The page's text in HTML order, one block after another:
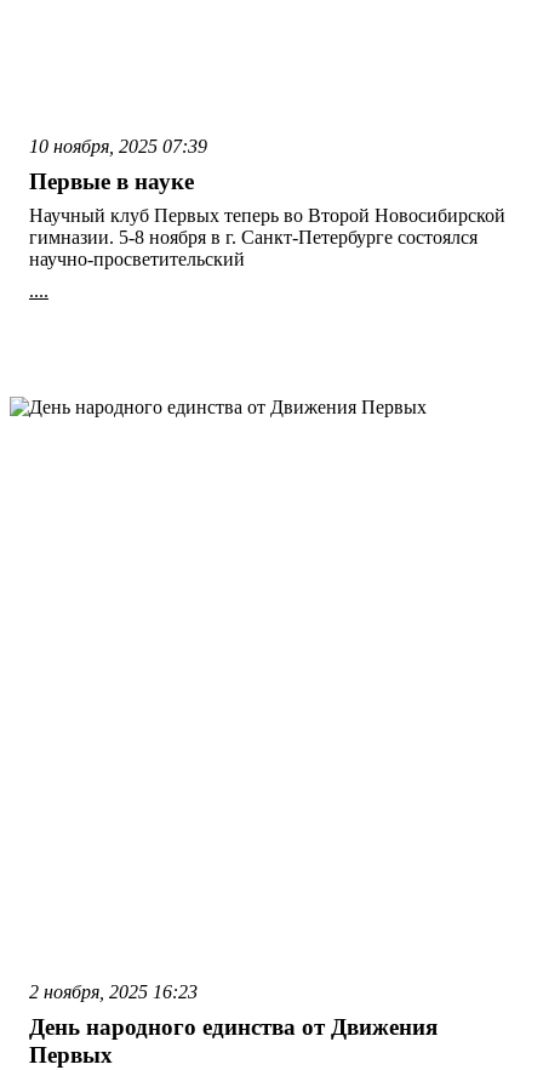
10 ноября, 2025 07:39
Первые в науке
Научный клуб Первых теперь во Второй Новосибирской
гимназии. 5-8 ноября в г. Санкт-Петербурге состоялся
научно-просветительский
....
2 ноября, 2025 16:23
День народного единства от Движения
Первых